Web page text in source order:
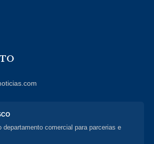
departamento comercial para parcerias e